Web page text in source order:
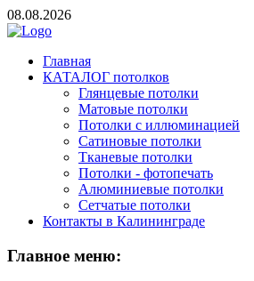
08.08.2026
Главная
КАТАЛОГ потолков
Глянцевые потолки
Матовые потолки
Потолки с иллюминацией
Сатиновые потолки
Тканевые потолки
Потолки - фотопечать
Алюминиевые потолки
Сетчатые потолки
Контакты в Калининграде
Главное меню: